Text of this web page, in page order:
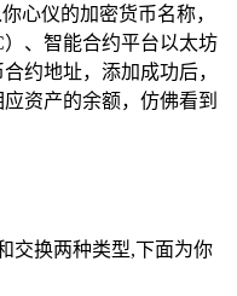
心仪的加密货币名称，
、智能合约平台以太坊
约地址，添加成功后，
资产的余额，仿佛看到
交换两种类型,下面为你